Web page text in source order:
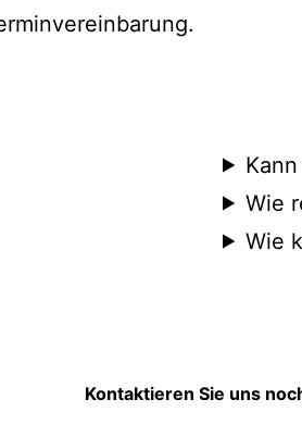
Wie
Wie
Kontaktieren Sie uns